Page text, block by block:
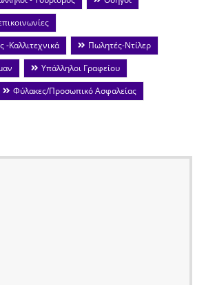
-Καλλιτεχνικά
Πωλητές-Ντίλερ
Υπάλληλοι Γραφείου
Φύλακες/Προσωπικό Ασφαλείας